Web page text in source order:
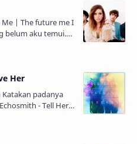
me I
belum aku temui.
Ada beberapa
Her
Katakan padanya